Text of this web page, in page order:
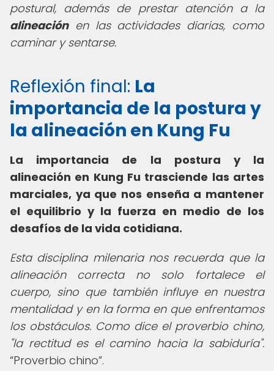
postural, además de prestar atención a la
alineaciónen las actividades diarias, como
caminar y sentarse.
Reflexión final: La
importancia de la postura y
la alineación en Kung Fu
La importancia de la postura y la
alineación en Kung Fu trasciende las artes
marciales, ya que nos enseña a mantener
el equilibrio y la fuerza en medio de los
desafíos de la vida cotidiana.
Esta disciplina milenaria nos recuerda que la
alineación correcta no solo fortalece el
cuerpo, sino que también influye en nuestra
mentalidad y en la forma en que enfrentamos
los obstáculos. Como dice el proverbio chino,
"la rectitud es el camino hacia la sabiduría".
Proverbio chino .